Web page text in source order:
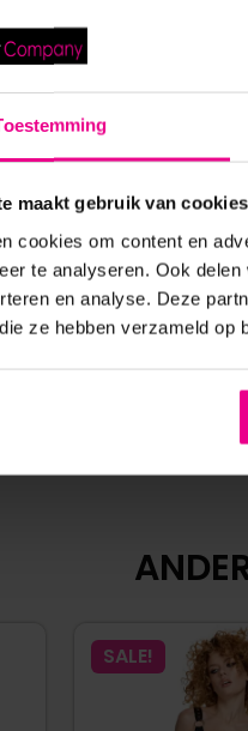
maakt gebruik van cookies
cookies om content en
te analyseren. Ook
en analyse. Deze
ze hebben verzameld op
LATEX CROP TOP
LANGE MOUWEN
Op
€
SALE!